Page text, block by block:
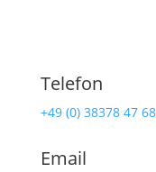
Telefon
+49 (0) 38378 47
Email